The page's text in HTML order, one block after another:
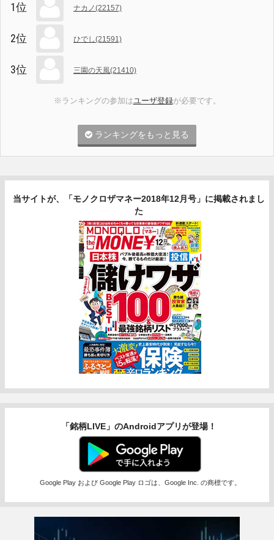
1位 ナカノ(22157)
2位 ひでし(21591)
3位 三園の天風(21410)
※ランキングの参加はユーザ登録が必要です。
ランキングをもっと見る
当サイトが、「モノクロザマネー2018年12月号」に掲載されまし
た
「銘柄LIVE」のAndroidアプリが登場！
Google Play および Google Play ロゴは、Google Inc. の商標です。